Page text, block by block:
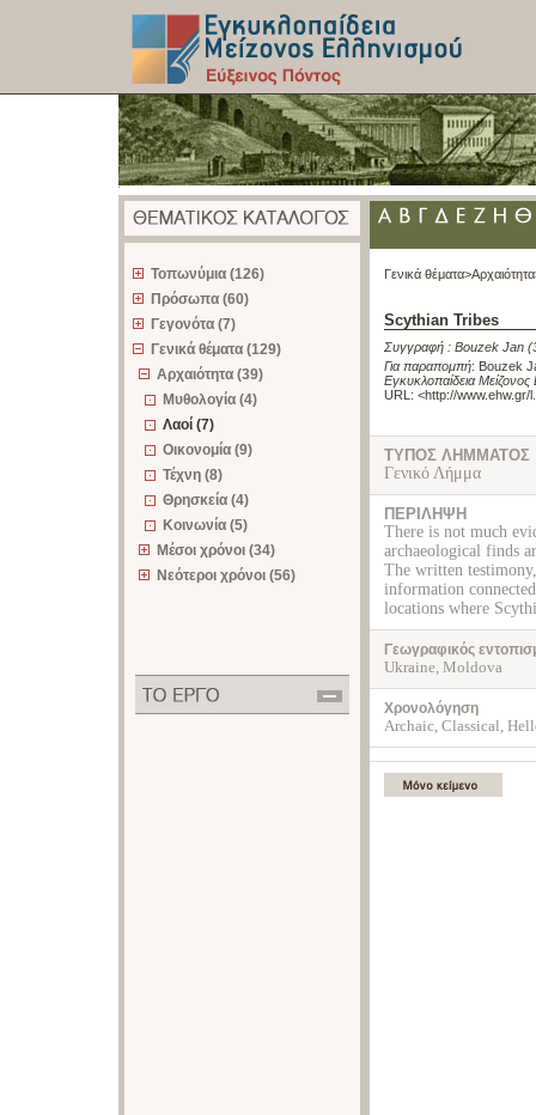
Τοπωνύμια (126)
Πρόσωπα (60)
Γεγονότα (7)
Γενικά θέματα (129)
Αρχαιότητα (39)
Μυθολογία (4)
Λαοί (7)
Οικονομία (9)
Τέχνη (8)
Θρησκεία (4)
Κοινωνία (5)
Μέσοι χρόνοι (34)
Νεότεροι χρόνοι (56)
Γενικά θέματα>
Scythian Tribes
Συγγραφή : Bouzek Jan
Για παραπομπή: Bouzek
Εγκυκλοπαίδεια
URL: <http://www.ehw.gr/
ΤΥΠΟΣ ΛΗΜΜΑΤΟΣ
Γενικό Λήμμα
ΠΕΡΙΛΗΨΗ
There is not much
archaeological finds
The written
information
locations where
Γεωγραφικός
Ukraine, Moldova
Χρονολόγηση
Archaic, Classical,